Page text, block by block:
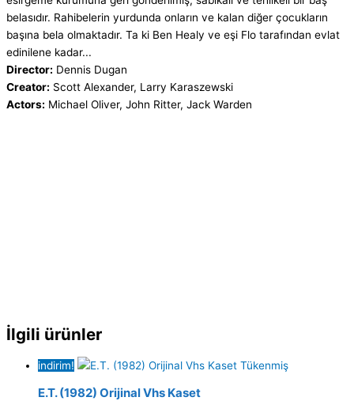
belasıdır. Rahibelerin yurdunda onların ve kalan diğer çocukların
başına bela olmaktadır. Ta ki Ben Healy ve eşi Flo tarafından evlat
edinilene kadar...
Director: Dennis Dugan
Creator: Scott Alexander, Larry Karaszewski
Actors: Michael Oliver, John Ritter, Jack Warden
İlgili ürünler
indirim! Tükenmiş
E.T. (1982) Orijinal Vhs Kaset